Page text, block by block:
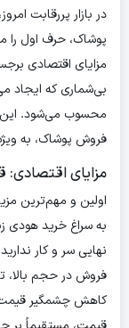
در بازار پررقابت
پوشاک، حرف اول را
مزایای اقتصادی
بی‌شماری که ایجاد
محسوب می‌شود. این
فروش پوشاک، به
مزایای
اولین و مهم‌ترین
به سراغ خرید هودی
نهایی سر و کار
فروش در حجم بالا،
کاهش چشمگیر